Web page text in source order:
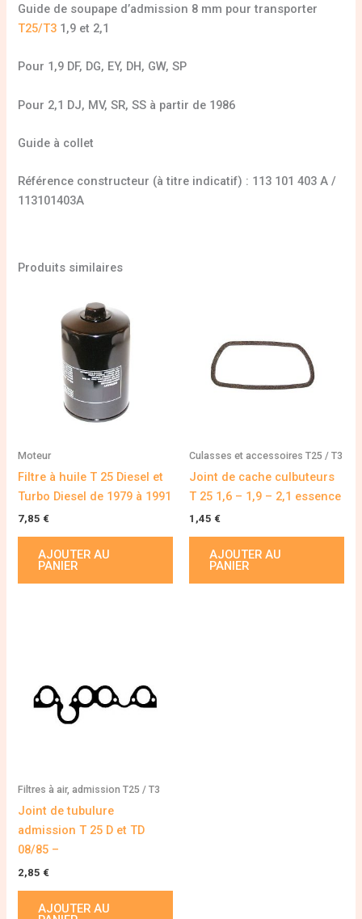
Guide de soupape d’admission 8 mm pour transporter
T25/T3 1,9 et 2,1
Pour 1,9 DF, DG, EY, DH, GW, SP
Pour 2,1 DJ, MV, SR, SS à partir de 1986
Guide à collet
Référence constructeur (à titre indicatif) : 113 101 403 A /
113101403A
Produits similaires
Moteur
Filtre à huile T 25 Diesel et
Turbo Diesel de 1979 à 1991
7,85 €
AJOUTER AU
PANIER
Culasses et accessoires T25 / T3
Joint de cache culbuteurs
T 25 1,6 – 1,9 – 2,1 essence
1,45 €
AJOUTER AU
PANIER
Filtres à air, admission T25 / T3
Joint de tubulure
admission T 25 D et TD
08/85 –
2,85 €
AJOUTER AU